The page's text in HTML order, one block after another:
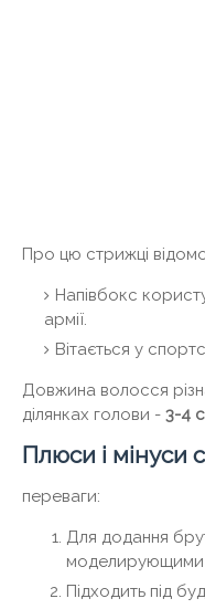
Про цю стрижці відомо
Напівбокс
армії.
Вітається у
Довжина волосся
ділянках голови - 3-4
Плюси і мінуси
переваги:
Для додання
моделирующими
Підходить під